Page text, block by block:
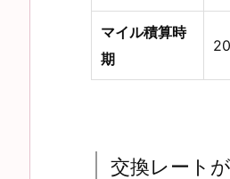
マイル積算時
期
交換レート